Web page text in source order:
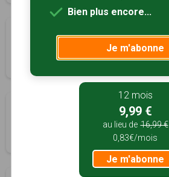
Sentier du Bois de Bonnemare
10 km Tracé GPS
Tracé GPS
Bien plus encore...
Je m'abonne
12 mois
9,99 €
au lieu de 16,99 €
0,83€/mois
Je m'abonne